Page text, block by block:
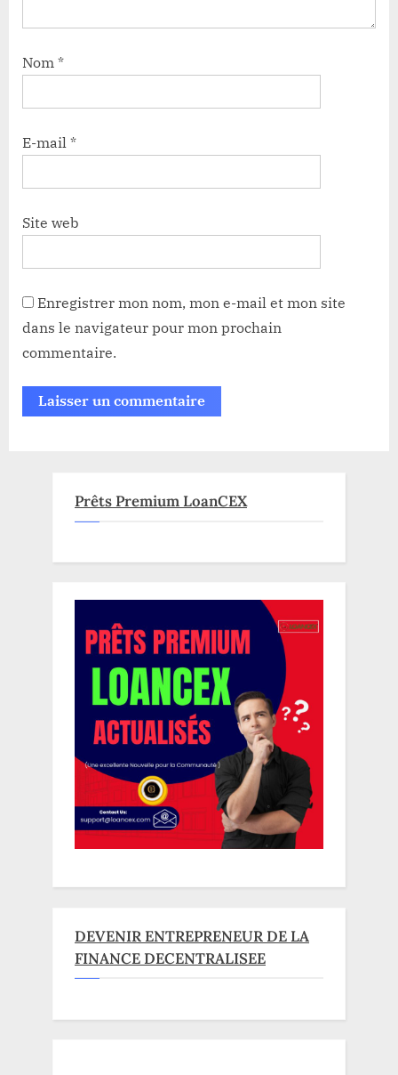
Nom *
E-mail *
Site web
Enregistrer mon nom, mon e-mail et mon site
dans le navigateur pour mon prochain
commentaire.
Prêts Premium LoanCEX
DEVENIR ENTREPRENEUR DE LA
FINANCE DECENTRALISEE